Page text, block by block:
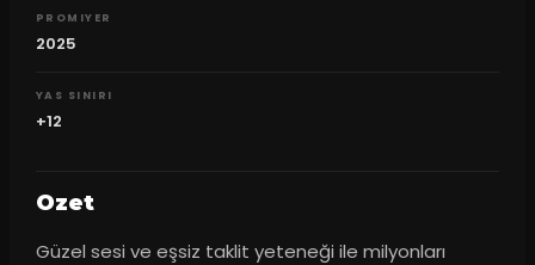
PROMIYER
2025
YAS SINIRI
+12
Ozet
Güzel sesi ve eşsiz taklit yeteneği ile milyonları